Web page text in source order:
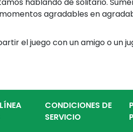
agradables en
el juego con un amigo o un
CONDICIONES DE
SERVICIO